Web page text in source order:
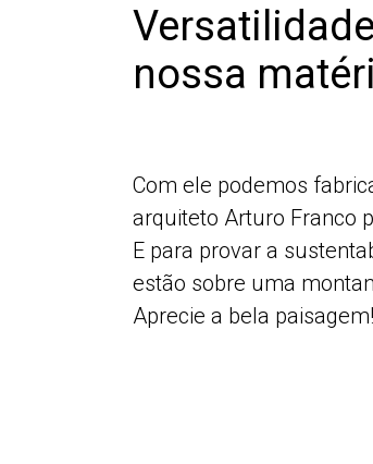
nossa
Com ele podemos
arquiteto Arturo Franco
E para provar a
estão sobre uma
Aprecie a bela paisagem!